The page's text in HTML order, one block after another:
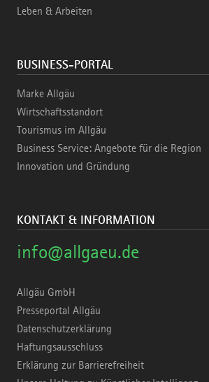
Leben & Arbeiten
BUSINESS-PORTAL
Marke Allgäu
Wirtschaftsstandort
Tourismus im Allgäu
Business Service: Angebote für die Region
Innovation und Gründung
KONTAKT & INFORMATION
info@allgaeu.de
Allgäu GmbH
Presseportal Allgäu
Datenschutzerklärung
Haftungsausschluss
Erklärung zur Barrierefreiheit